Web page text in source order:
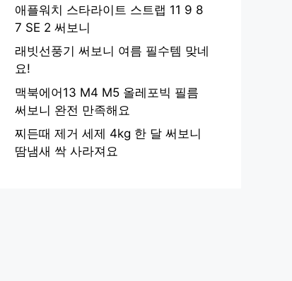
애플워치 스타라이트 스트랩 11 9 8
7 SE 2 써보니
래빗선풍기 써보니 여름 필수템 맞네
요!
맥북에어13 M4 M5 올레포빅 필름
써보니 완전 만족해요
찌든때 제거 세제 4kg 한 달 써보니
땀냄새 싹 사라져요